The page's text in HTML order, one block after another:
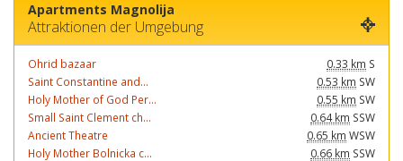
Apartments Magnolija
Attraktionen der Umgebung
Ohrid bazaar 0.33 km S
Saint Constantine and...
0.53 km SW
Holy Mother of God Per...
0.55 km SW
Small Saint Clement ch...
0.64 km SSW
Ancient Theatre
0.65 km WSW
Holy Mother Bolnicka c...
0.66 km SSW